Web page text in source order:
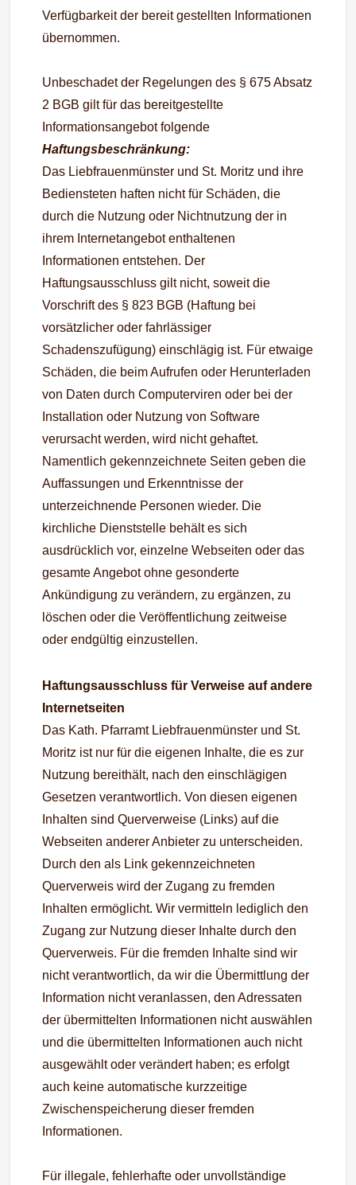
Verfügbarkeit der bereit gestellten Informationen
übernommen.
Unbeschadet der Regelungen des § 675 Absatz
2 BGB gilt für das bereitgestellte
Informationsangebot folgende
Haftungsbeschränkung:
Das Liebfrauenmünster und St. Moritz und ihre
Bediensteten haften nicht für Schäden, die
durch die Nutzung oder Nichtnutzung der in
ihrem Internetangebot enthaltenen
Informationen entstehen. Der
Haftungsausschluss gilt nicht, soweit die
Vorschrift des § 823 BGB (Haftung bei
vorsätzlicher oder fahrlässiger
Schadenszufügung) einschlägig ist. Für etwaige
Schäden, die beim Aufrufen oder Herunterladen
von Daten durch Computerviren oder bei der
Installation oder Nutzung von Software
verursacht werden, wird nicht gehaftet.
Namentlich gekennzeichnete Seiten geben die
Auffassungen und Erkenntnisse der
unterzeichnende Personen wieder. Die
kirchliche Dienststelle behält es sich
ausdrücklich vor, einzelne Webseiten oder das
gesamte Angebot ohne gesonderte
Ankündigung zu verändern, zu ergänzen, zu
löschen oder die Veröffentlichung zeitweise
oder endgültig einzustellen.
Haftungsausschluss für Verweise auf andere
Internetseiten
Das Kath. Pfarramt Liebfrauenmünster und St.
Moritz ist nur für die eigenen Inhalte, die es zur
Nutzung bereithält, nach den einschlägigen
Gesetzen verantwortlich. Von diesen eigenen
Inhalten sind Querverweise (Links) auf die
Webseiten anderer Anbieter zu unterscheiden.
Durch den als Link gekennzeichneten
Querverweis wird der Zugang zu fremden
Inhalten ermöglicht. Wir vermitteln lediglich den
Zugang zur Nutzung dieser Inhalte durch den
Querverweis. Für die fremden Inhalte sind wir
nicht verantwortlich, da wir die Übermittlung der
Information nicht veranlassen, den Adressaten
der übermittelten Informationen nicht auswählen
und die übermittelten Informationen auch nicht
ausgewählt oder verändert haben; es erfolgt
auch keine automatische kurzzeitige
Zwischenspeicherung dieser fremden
Informationen.
Für illegale, fehlerhafte oder unvollständige